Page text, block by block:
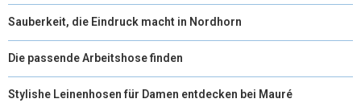
)
Sauberkeit, die Eindruck macht in Nordhorn
Die passende Arbeitshose finden
Stylishe Leinenhosen für Damen entdecken bei Mauré